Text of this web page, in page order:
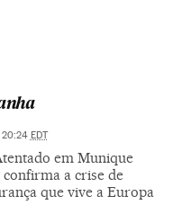
20:24 EDT
em Munique
confirma a crise de
que vive a Europa